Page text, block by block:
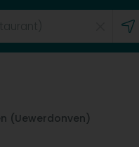
(Uewerdonven)